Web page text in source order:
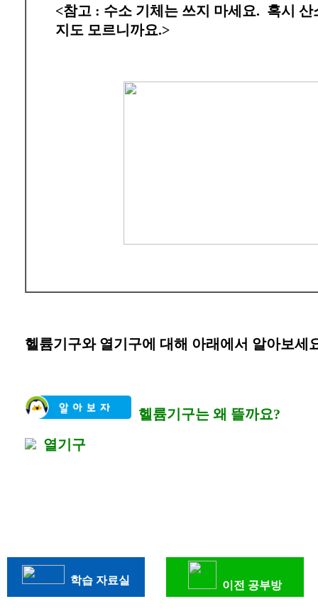
<참고 : 수소 기체는 쓰지 마세요. 혹시 산
지도 모르니까요.>
헬륨기구와 열기구에 대해 아래에서 알아보세
헬륨기구는 왜 뜰까요?
열기구
학습 자료실 이전 공부방